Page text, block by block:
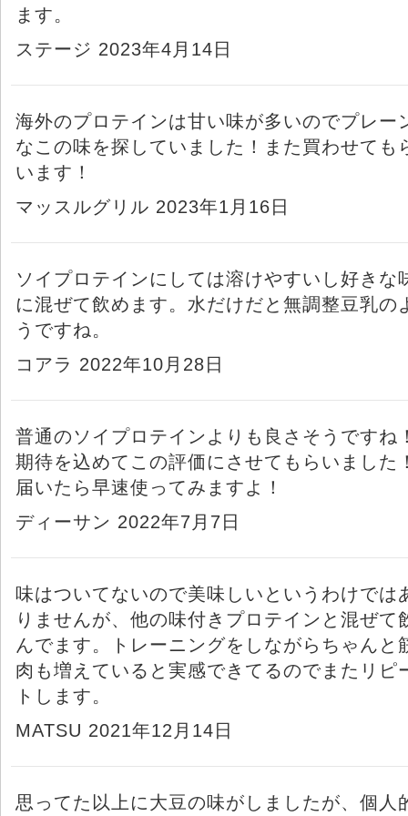
ます。
ステージ 2023年4月14日
海外のプロテインは甘い味が多いのでプレー
なこの味を探していました！また買わせても
います！
マッスルグリル 2023年1月16日
ソイプロテインにしては溶けやすいし好きな
に混ぜて飲めます。水だけだと無調整豆乳の
うですね。
コアラ 2022年10月28日
普通のソイプロテインよりも良さそうですね
期待を込めてこの評価にさせてもらいました
届いたら早速使ってみますよ！
ディーサン 2022年7月7日
味はついてないので美味しいというわけでは
りませんが、他の味付きプロテインと混ぜて
んでます。トレーニングをしながらちゃんと
肉も増えていると実感できてるのでまたリピ
トします。
MATSU 2021年12月14日
思ってた以上に大豆の味がしましたが、個人